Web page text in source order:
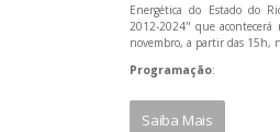
Energética do Estado do
2012-2024" que acontecerá
novembro, a partir das 15h,
Programação:
Saiba Mais